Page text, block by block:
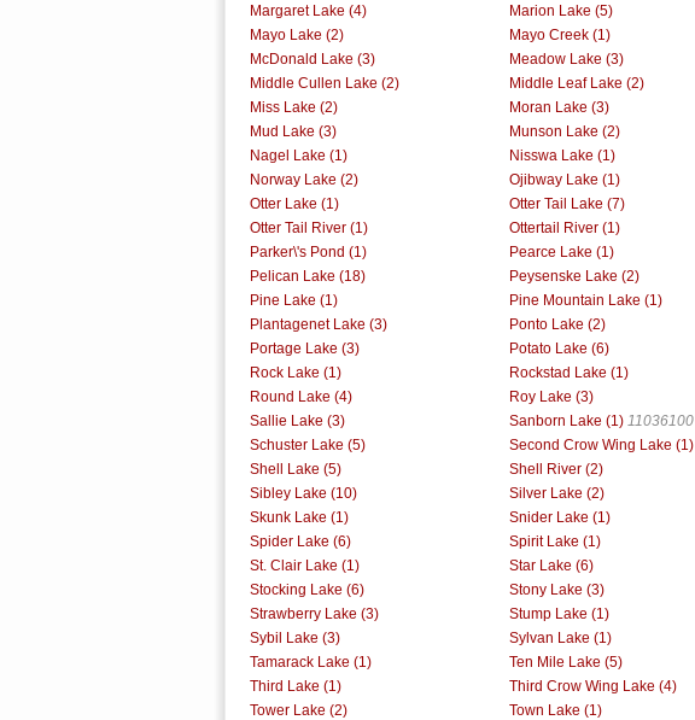
Margaret Lake (4)
Marion Lake (5)
Mayo Lake (2)
Mayo Creek (1)
McDonald Lake (3)
Meadow Lake (3)
Middle Cullen Lake (2)
Middle Leaf Lake (2)
Miss Lake (2)
Moran Lake (3)
Mud Lake (3)
Munson Lake (2)
Nagel Lake (1)
Nisswa Lake (1)
Norway Lake (2)
Ojibway Lake (1)
Otter Lake (1)
Otter Tail Lake (7)
Otter Tail River (1)
Ottertail River (1)
Parker\'s Pond (1)
Pearce Lake (1)
Pelican Lake (18)
Peysenske Lake (2)
Pine Lake (1)
Pine Mountain Lake (1)
Plantagenet Lake (3)
Ponto Lake (2)
Portage Lake (3)
Potato Lake (6)
Rock Lake (1)
Rockstad Lake (1)
Round Lake (4)
Roy Lake (3)
Sallie Lake (3)
Sanborn Lake (1) 11036100
Schuster Lake (5)
Second Crow Wing Lake (1)
Shell Lake (5)
Shell River (2)
Sibley Lake (10)
Silver Lake (2)
Skunk Lake (1)
Snider Lake (1)
Spider Lake (6)
Spirit Lake (1)
St. Clair Lake (1)
Star Lake (6)
Stocking Lake (6)
Stony Lake (3)
Strawberry Lake (3)
Stump Lake (1)
Sybil Lake (3)
Sylvan Lake (1)
Tamarack Lake (1)
Ten Mile Lake (5)
Third Lake (1)
Third Crow Wing Lake (4)
Tower Lake (2)
Town Lake (1)